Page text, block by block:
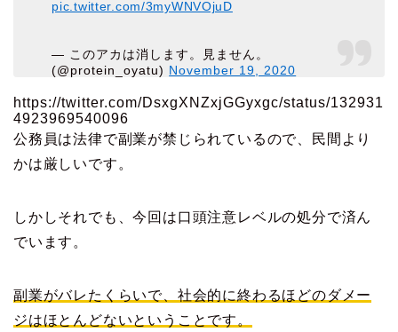
pic.twitter.com/3myWNVOjuD
— このアカは消します。見ません。
(@protein_oyatu) November 19, 2020
https://twitter.com/DsxgXNZxjGGyxgc/status/132931
4923969540096
公務員は法律で副業が禁じられているので、民間より
かは厳しいです。
しかしそれでも、今回は口頭注意レベルの処分で済ん
でいます。
副業がバレたくらいで、社会的に終わるほどのダメー
ジはほとんどないということです。